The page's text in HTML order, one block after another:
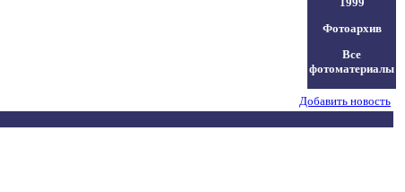
Фотоархив
Все
фотоматериалы
Добавить новость